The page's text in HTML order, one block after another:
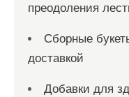
преодоления
Сборные
доставкой
Добавки для